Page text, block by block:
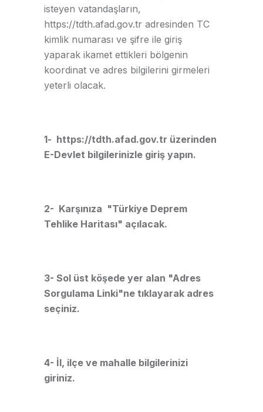
isteyen vatandaşların,
https://tdth.afad.gov.tr adresinden TC
kimlik numarası ve şifre ile giriş
yaparak ikamet ettikleri bölgenin
koordinat ve adres bilgilerini girmeleri
yeterli olacak.
1- https://tdth.afad.gov.tr üzerinden
E-Devlet bilgilerinizle giriş yapın.
2- Karşınıza "Türkiye Deprem
Tehlike Haritası" açılacak.
3- Sol üst köşede yer alan "Adres
Sorgulama Linki"ne tıklayarak adres
seçiniz.
4- İl, ilçe ve mahalle bilgilerinizi
giriniz.